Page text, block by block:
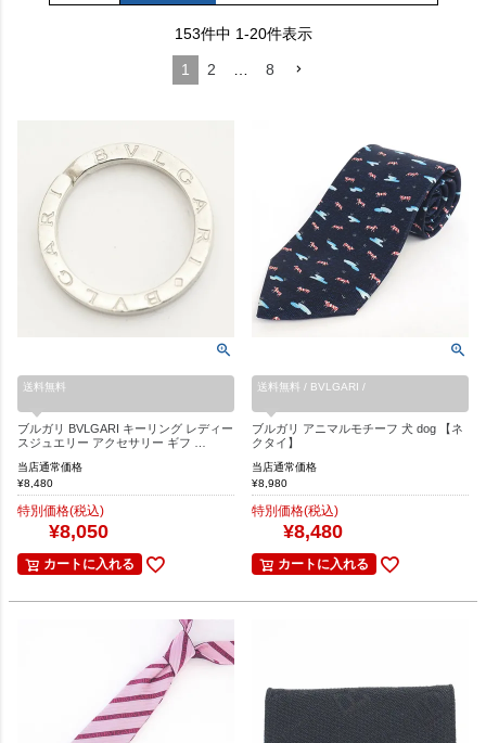
153件中 1-20件表示
1 2 … 8
送料無料
ブルガリ BVLGARI キーリング レディー
スジュエリー アクセサリー ギフ …
当店通常価格
¥8,480
特別価格(税込)
¥8,050
カートに入れる
送料無料 / BVLGARI /
ブルガリ アニマルモチーフ 犬 dog 【ネ
クタイ】
当店通常価格
¥8,980
特別価格(税込)
¥8,480
カートに入れる